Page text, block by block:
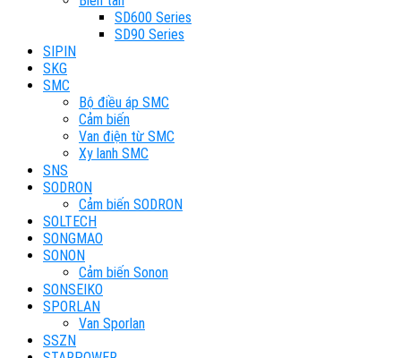
SD600 Series
SD90 Series
SIPIN
SKG
SMC
Bộ điều áp SMC
Cảm biến
Van điện từ SMC
Xy lanh SMC
SNS
SODRON
Cảm biến SODRON
SOLTECH
SONGMAO
SONON
Cảm biến Sonon
SONSEIKO
SPORLAN
Van Sporlan
SSZN